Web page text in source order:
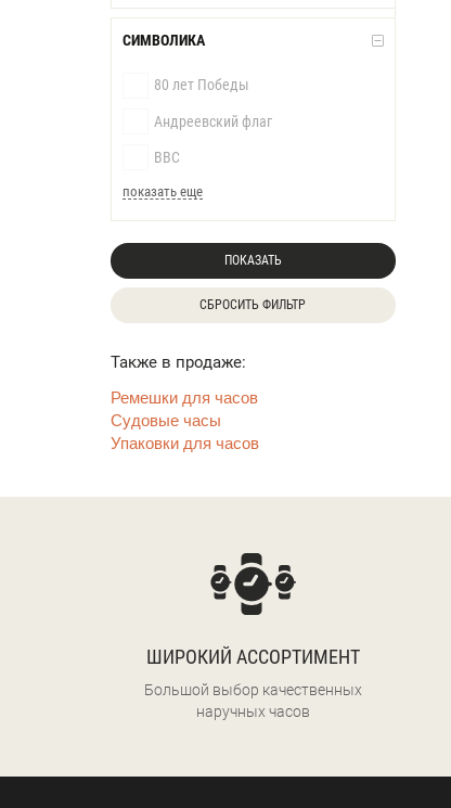
СИМВОЛИКА
80 лет Победы
Андреевский флаг
ВВС
показать еще
ПОКАЗАТЬ
СБРОСИТЬ ФИЛЬТР
Также в продаже:
Ремешки для часов
Судовые часы
Упаковки для часов
ШИРОКИЙ АССОРТИМЕНТ
Большой выбор качественных
наручных часов